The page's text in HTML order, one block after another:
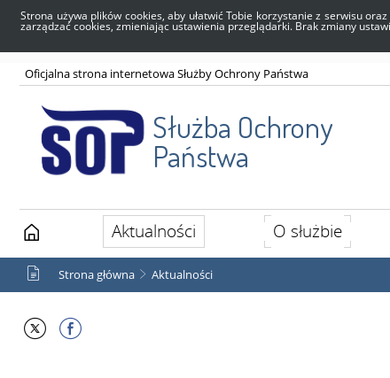
Strona używa plików cookies, aby ułatwić Tobie korzystanie z serwisu
zarządzać cookies, zmieniając ustawienia przeglądarki. Brak zmiany
Służba Ochrony
Państwa
Oficjalna strona internetowa Służby Ochrony Państwa
Aktualności O służbie
Strona główna Aktualności